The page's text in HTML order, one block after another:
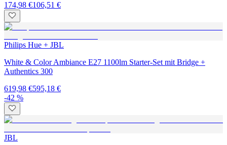
174,98 €106,51 €
Philips Hue + JBL
White & Color Ambiance E27 1100lm Starter-Set mit Bridge +
Authentics 300
619,98 €595,18 €
-42 %
JBL